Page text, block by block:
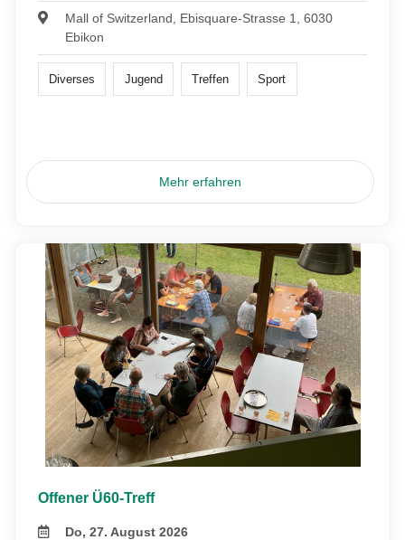
Mall of Switzerland, Ebisquare-Strasse 1, 6030
Ebikon
Diverses Jugend Treffen Sport
Mehr erfahren
Offener Ü60-Treff
Do, 27. August 2026